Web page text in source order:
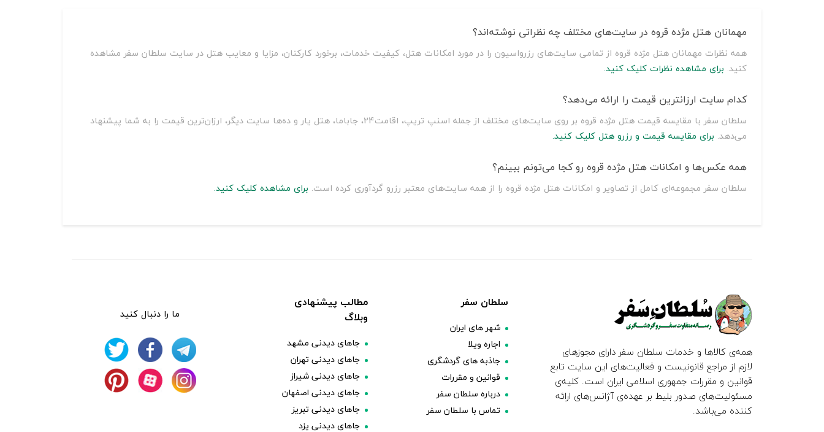
مهمانان هتل مژده قروه در سایت‌های مختلف چه نظراتی نوشته‌اند؟
همه نظرات مهمانان هتل مژده قروه از تمامی سایت‌های رزرواسیون را در مورد امکانات هتل، کیفیت خدمات، برخورد کارکنان، مزایا و معایب هتل در سایت سلطان سفر مشاهده
کنید. برای مشاهده نظرات کلیک کنید.
کدام سایت ارزانترین قیمت را ارائه می‌دهد؟
سلطان سفر با مقایسه قیمت هتل مژده قروه بر روی سایت‌های مختلف از جمله اسنپ تریپ، اقامت24، جاباما، هتل یار و ده‌ها سایت دیگر، ارزان‌ترین قیمت را به شما پیشنهاد
می‌دهد. برای مقایسه قیمت و رزرو هتل کلیک کنید.
همه عکس‌ها و امکانات هتل مژده قروه رو کجا می‌تونم ببینم؟
سلطان سفر مجموعه‌ای کامل از تصاویر و امکانات هتل مژده قروه را از همه سایت‌های معتبر رزرو گردآوری کرده است. برای مشاهده کلیک کنید.
همه‌ی کالاها و خدمات سلطان سفر دارای مجوزهای
لازم از مراجع قانونیست و فعالیت‌های این سایت تابع
قوانین و مقررات جمهوری اسلامی ایران است. کلیه‌ی
مسئولیت‌های صدور بلیط بر عهده‌ی آژانس‌های ارائه
کننده می‌باشد.
سلطان سفر
شهر های ایران
اجاره ویلا
جاذبه های گردشگری
قوانین و مقررات
درباره سلطان سفر
تماس با سلطان سفر
مطالب پیشنهادی
وبلاگ
جاهای دیدنی مشهد
جاهای دیدنی تهران
جاهای دیدنی شیراز
جاهای دیدنی اصفهان
جاهای دیدنی تبریز
جاهای دیدنی یزد
ما را دنبال کنید